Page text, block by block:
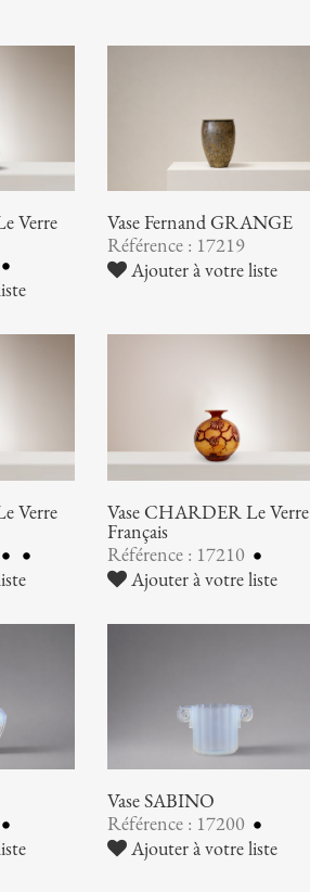
Verre
Vase Fernand GRANGE
Référence : 17219
Ajouter à votre liste
Verre
Vase CHARDER Le Verre
Français
Référence : 17210
Ajouter à votre liste
Vase SABINO
Référence : 17200
Ajouter à votre liste